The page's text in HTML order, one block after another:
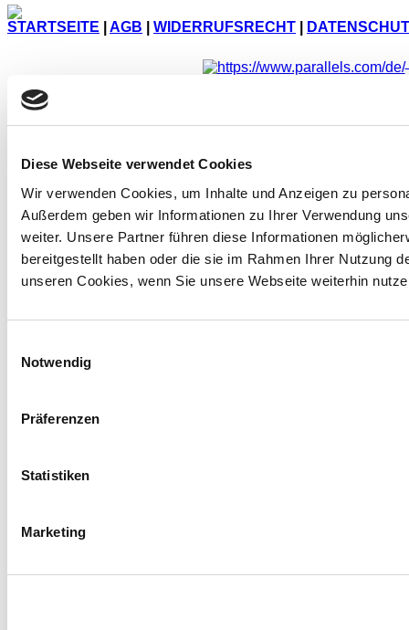
Diese Webseite verwendet Cookies
Wir verwenden Cookies, um Inhalte und Anzeigen zu
Außerdem geben wir Informationen zu Ihrer Verwendung
weiter. Unsere Partner führen diese Informationen
bereitgestellt haben oder die sie im Rahmen Ihrer Nutzung
unseren Cookies, wenn Sie unsere Webseite weiterhin
Notwendig
Präferenzen
Statistiken
Marketing
STARTSEITE AGB WIDERRUFSRECHT